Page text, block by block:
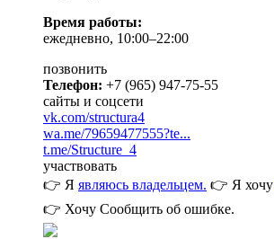
Время работы:
ежедневно, 10:00–22:00
позвонить
Телефон: +7 (965) 947-75-55
сайты и соцсети
vk.com/structura4
wa.me/79659477555?te...
t.me/Structure_4
участвовать
👉 Я являюсь владельцем. 👉 Я хочу
👉 Хочу Сообщить об ошибке.